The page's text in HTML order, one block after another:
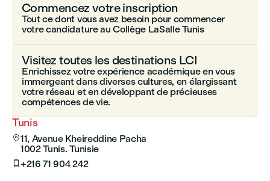
Tunis
11, Avenue Kheireddine Pacha
1002 Tunis. Tunisie
 +216 71 904 242
Commencez votre inscription
Tout ce dont vous avez besoin pour commencer
votre candidature au Collège LaSalle Tunis
Visitez toutes les destinations LCI
Enrichissez votre expérience académique en vous
immergeant dans diverses cultures, en élargissant
votre réseau et en développant de précieuses
compétences de vie.